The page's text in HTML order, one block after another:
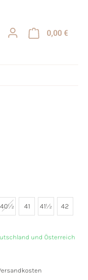
0,00 €
40½ 41 41½ 42
und Österreich
Wert ein